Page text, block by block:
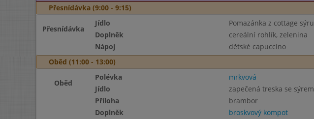
Přesnídávka (9:00 - 9:15)
Přesnídávka
Jídlo Pomazánka z cottage sýru
Doplněk
cereální rohlík, zelenina
Nápoj
dětské capuccino
Oběd (11:00 - 13:00)
Oběd
Polévka mrkvová
Jídlo
zapečená treska se sýrem
Příloha
brambor
Doplněk
broskvový kompot